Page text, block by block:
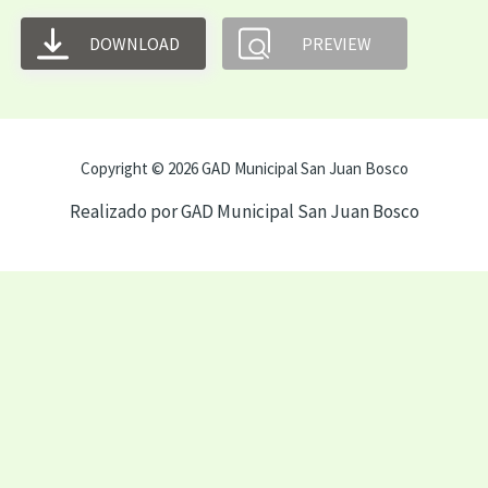
DOWNLOAD PREVIEW
Copyright © 2026 GAD Municipal San Juan Bosco
Realizado por GAD Municipal San Juan Bosco